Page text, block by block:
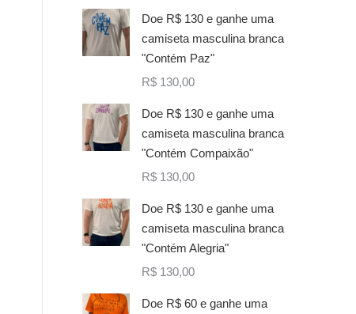
Doe R$ 130 e ganhe uma
camiseta masculina branca
"Contém Paz"
R$ 130,00
Doe R$ 130 e ganhe uma
camiseta masculina branca
"Contém Compaixão"
R$ 130,00
Doe R$ 130 e ganhe uma
camiseta masculina branca
"Contém Alegria"
R$ 130,00
Doe R$ 60 e ganhe uma